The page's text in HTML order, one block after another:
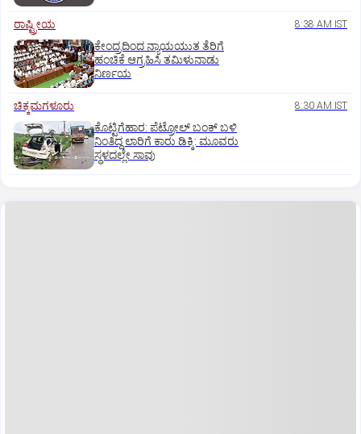
ರಾಷ್ಟ್ರೀಯ 8:38 AM IST
ಕೇಂದ್ರದಿಂದ ನ್ಯಾಯಯುತ ತೆರಿಗೆ
ಹಂಚಿಕೆ ಆಗ್ರಹಿಸಿ ತಮಿಳುನಾಡು
ನಿರ್ಣಯ
ಚಿಕ್ಕಮಗಳೂರು 8:30 AM IST
ಕೊಟ್ಟಿಗೆಹಾರ: ಪೆಟ್ರೋಲ್ ಬಂಕ್ ಬಳಿ
ನಿಂತಿದ್ದ ಲಾರಿಗೆ ಕಾರು ಡಿಕ್ಕಿ: ಮೂವರು
ಸ್ಥಳದಲ್ಲೇ ಸಾವು